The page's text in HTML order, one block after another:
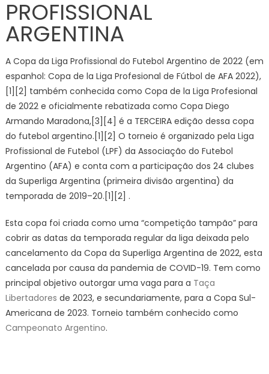
PROFISSIONAL
ARGENTINA
A Copa da Liga Profissional do Futebol Argentino de 2022 (em
espanhol: Copa de la Liga Profesional de Fútbol de AFA 2022),
[1][2] também conhecida como Copa de la Liga Profesional
de 2022 e oficialmente rebatizada como Copa Diego
Armando Maradona,[3][4] é a TERCEIRA edição dessa copa
do futebol argentino.[1][2] O torneio é organizado pela Liga
Profissional de Futebol (LPF) da Associação do Futebol
Argentino (AFA) e conta com a participação dos 24 clubes
da Superliga Argentina (primeira divisão argentina) da
temporada de 2019–20.[1][2] .
Esta copa foi criada como uma “competição tampão” para
cobrir as datas da temporada regular da liga deixada pelo
cancelamento da Copa da Superliga Argentina de 2022, esta
cancelada por causa da pandemia de COVID-19. Tem como
principal objetivo outorgar uma vaga para a Taça
Libertadores de 2023, e secundariamente, para a Copa Sul-
Americana de 2023. Torneio também conhecido como
Campeonato Argentino.